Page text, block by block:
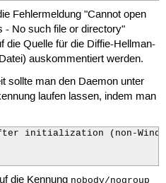
Fehlermeldung "Cannot open
- No such file or directory"
die Quelle für die Diffie-Hellman-
auskommentiert werden.
sollte man den Daemon unter
laufen lassen, indem man
initialization (non-
die Kennung